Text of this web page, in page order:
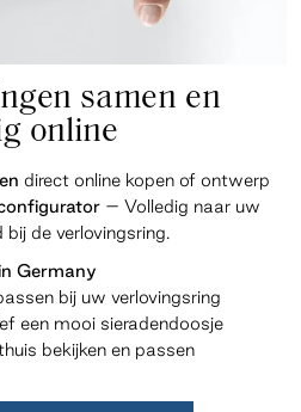
samen en
online
direct online kopen of ontwerp
– Volledig naar uw
de verlovingsring.
Germany
bij uw verlovingsring
een mooi sieradendoosje
bekijken en passen